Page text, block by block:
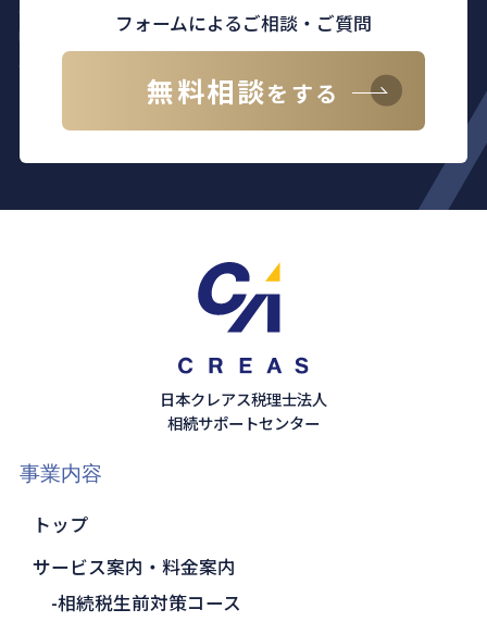
フォームによるご相談・ご質問
無料相談をする
日本クレアス税理士法人
相続サポートセンター
事業内容
トップ
サービス案内・料金案内
相続税生前対策コース